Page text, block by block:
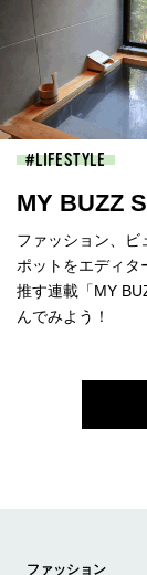
LIFESTYLE
MY BUZZ
ファッション、ビ
ポットをエディタ
推す連載「MY
んでみよう！